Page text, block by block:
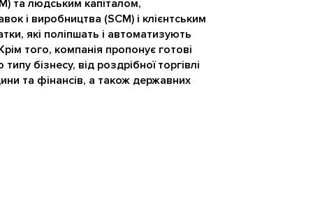
та людським капіталом,
і виробництва (SCM) і клієнтським
які поліпшать і автоматизують
того, компанія пропонує готові
бізнесу, від роздрібної торгівлі
та фінансів, а також державних